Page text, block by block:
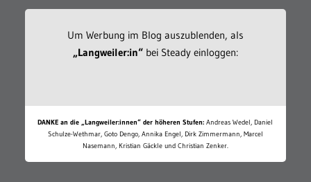
Um Werbung im Blog auszublenden, als
„Langweiler:in“bei Steady einloggen:
DANKE an die „Langweiler:innen“ der höheren Stufen: Andreas Wedel, Daniel
Schulze-Wethmar, Goto Dengo, Annika Engel, Dirk Zimmermann, Marcel
Nasemann, Kristian Gäckle und Christian Zenker.